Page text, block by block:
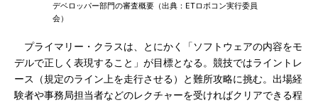
デベロッパー部門の審査概要（出典：ETロボコン実行委員
会）
プライマリー・クラスは、とにかく「ソフトウェアの内容をモ
デルで正しく表現すること」が目標となる。競技ではライントレ
ース（規定のライン上を走行させる）と難所攻略に挑む。出場経
験者や事務局担当者などのレクチャーを受ければクリアできる程